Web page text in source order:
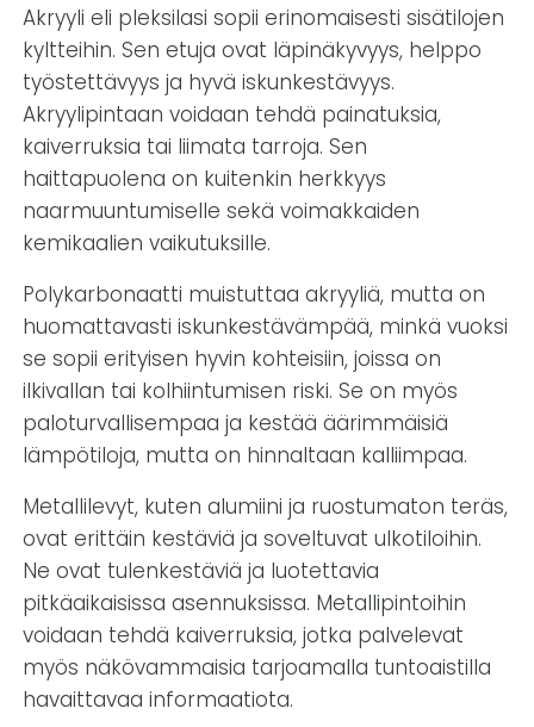
Akryyli eli pleksilasi sopii erinomaisesti sisätilojen
kyltteihin. Sen etuja ovat läpinäkyvyys, helppo
työstettävyys ja hyvä iskunkestävyys.
Akryylipintaan voidaan tehdä painatuksia,
kaiverruksia tai liimata tarroja. Sen
haittapuolena on kuitenkin herkkyys
naarmuuntumiselle sekä voimakkaiden
kemikaalien vaikutuksille.
Polykarbonaatti muistuttaa akryyliä, mutta on
huomattavasti iskunkestävämpää, minkä vuoksi
se sopii erityisen hyvin kohteisiin, joissa on
ilkivallan tai kolhiintumisen riski. Se on myös
paloturvallisempaa ja kestää äärimmäisiä
lämpötiloja, mutta on hinnaltaan kalliimpaa.
Metallilevyt, kuten alumiini ja ruostumaton teräs,
ovat erittäin kestäviä ja soveltuvat ulkotiloihin.
Ne ovat tulenkestäviä ja luotettavia
pitkäaikaisissa asennuksissa. Metallipintoihin
voidaan tehdä kaiverruksia, jotka palvelevat
myös näkövammaisia tarjoamalla tuntoaistilla
havaittavaa informaatiota.